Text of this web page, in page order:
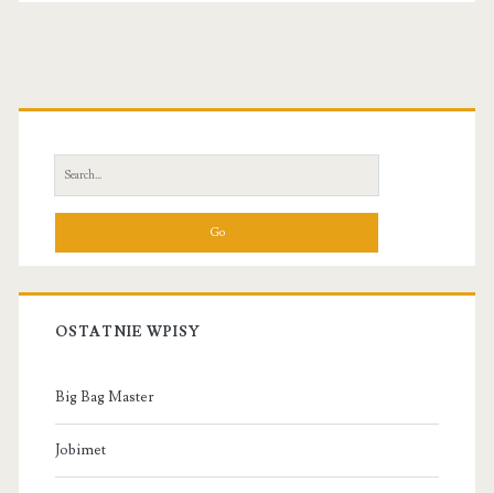
Primary
Sidebar
Search
for:
OSTATNIE WPISY
Big Bag Master
Jobimet